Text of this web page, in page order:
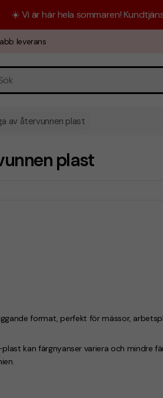
☀️ Vi är här hela sommaren!
leverans
av återvunnen plast
plast
format, perfekt för mässor,
kan färgnyanser variera och mindre